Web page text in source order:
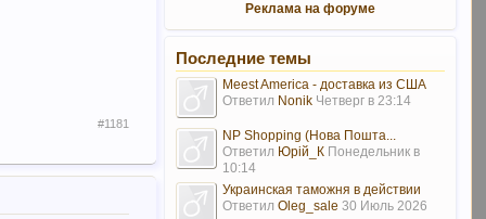
#1181
Реклама на форуме
Последние темы
Meest America - доставка из США
Ответил Nonik Четверг в 23:14
NP Shopping (Нова Пошта...
Ответил Юрій_К Понедельник в
10:14
Украинская таможня в действии
Ответил Oleg_sale 30 Июль 2026